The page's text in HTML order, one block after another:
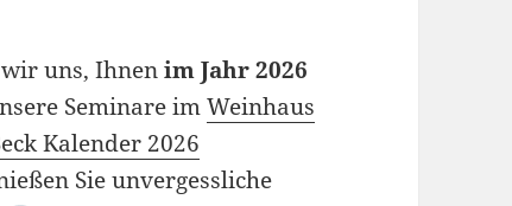
uns, Ihnenim Jahr 2026
Seminare imWeinhaus
Kalender 2026
Sie unvergessliche